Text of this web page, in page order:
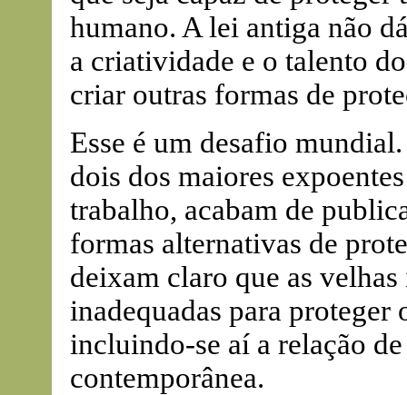
humano. A lei antiga não
a criatividade e o talento
criar outras formas de
Esse é um desafio
dois dos maiores
trabalho, acabam de
formas alternativas de
deixam claro que as
inadequadas para proteger
incluindo-se aí a relação
contemporânea.